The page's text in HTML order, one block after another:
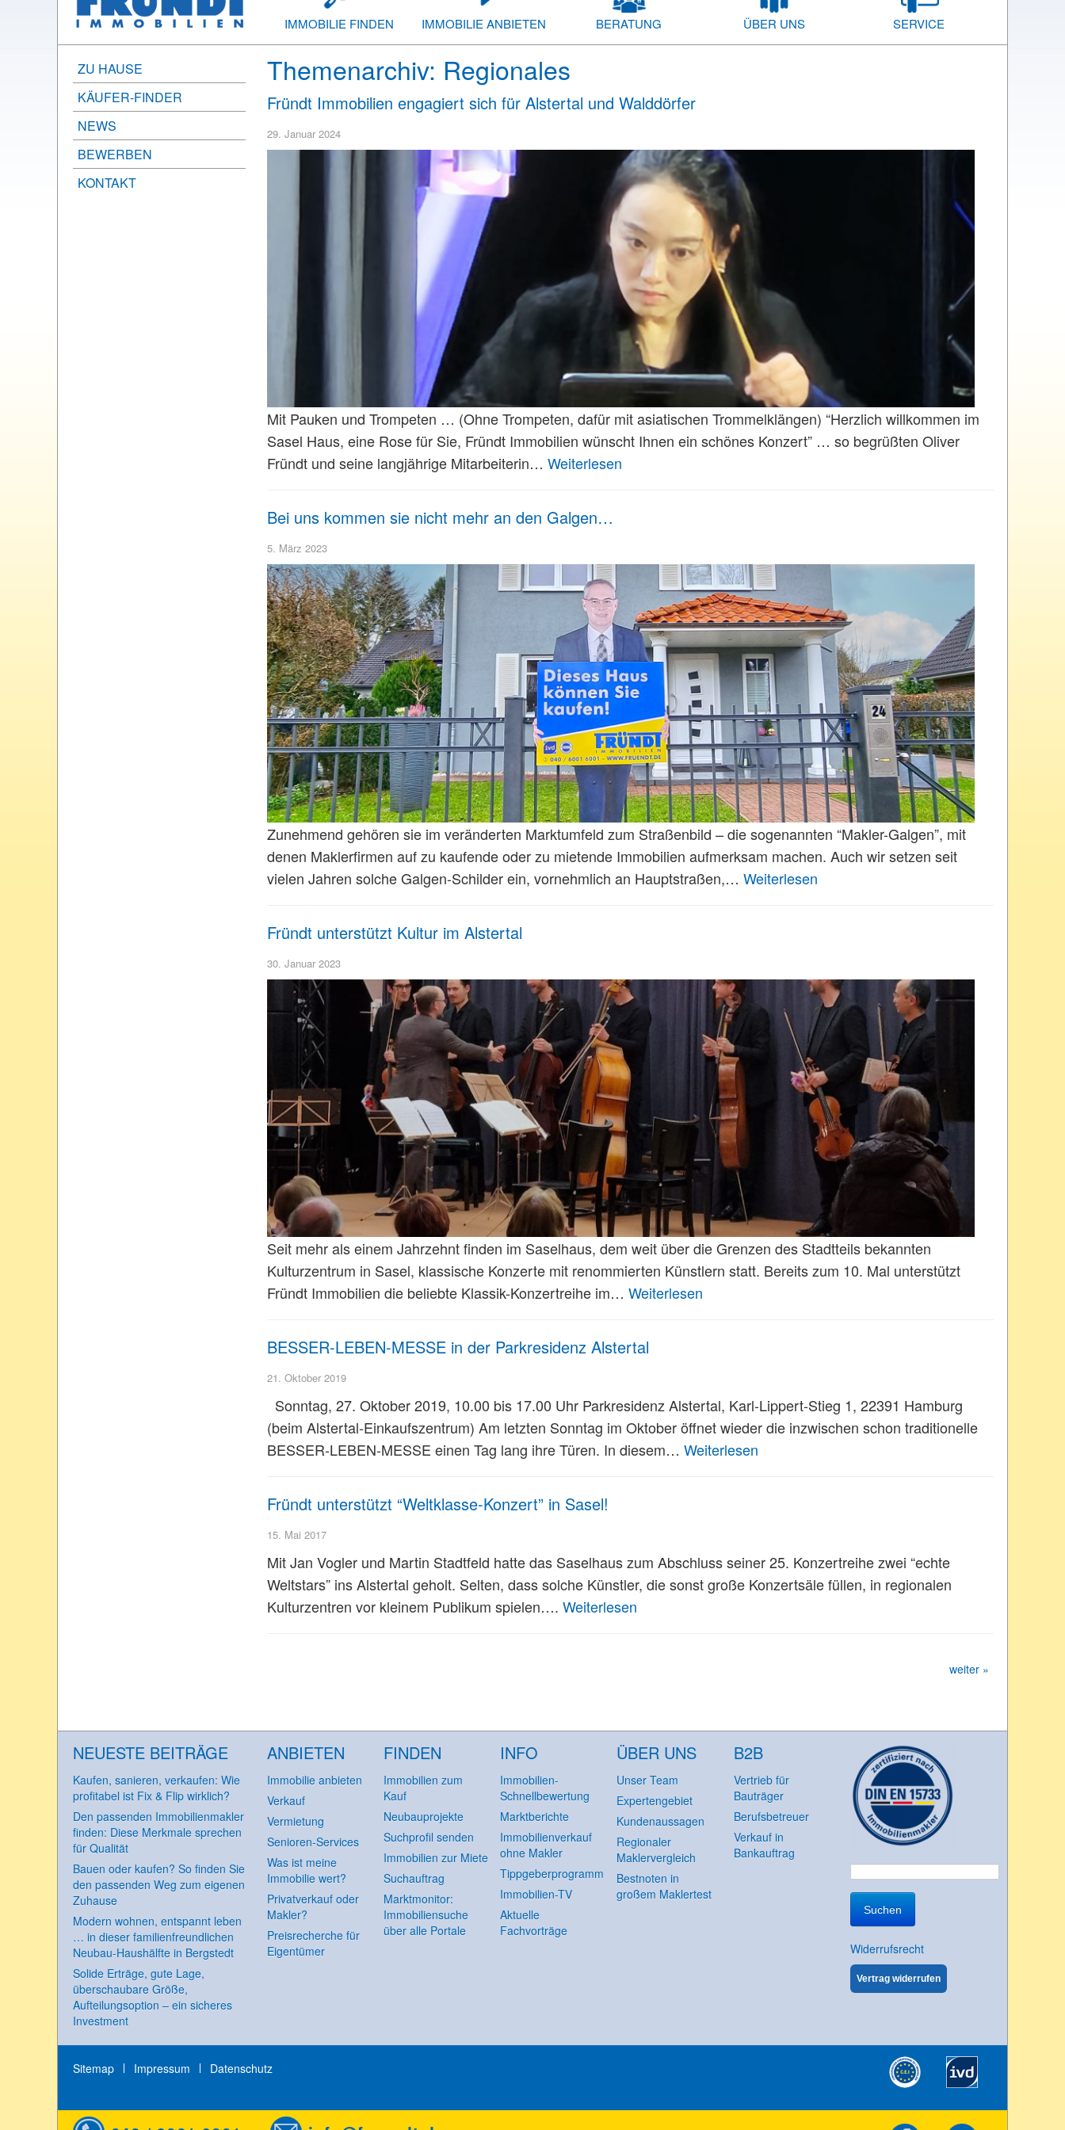
IMMOBILIE FINDEN IMMOBILIE ANBIETEN BERATUNG ÜBER UNS SERVICE
ZU HAUSE
KÄUFER-FINDER
NEWS
BEWERBEN
KONTAKT
Themenarchiv: Regionales
Fründt Immobilien engagiert sich für Alstertal und Walddörfer
29. Januar 2024
Mit Pauken und Trompeten … (Ohne Trompeten, dafür mit asiatischen Trommelklängen) “Herzlich willkommen im
Sasel Haus, eine Rose für Sie, Fründt Immobilien wünscht Ihnen ein schönes Konzert” … so begrüßten Oliver
Fründt und seine langjährige Mitarbeiterin… Weiterlesen
Bei uns kommen sie nicht mehr an den Galgen…
5. März 2023
Zunehmend gehören sie im veränderten Marktumfeld zum Straßenbild – die sogenannten “Makler-Galgen”, mit
denen Maklerfirmen auf zu kaufende oder zu mietende Immobilien aufmerksam machen. Auch wir setzen seit
vielen Jahren solche Galgen-Schilder ein, vornehmlich an Hauptstraßen,… Weiterlesen
Fründt unterstützt Kultur im Alstertal
30. Januar 2023
Seit mehr als einem Jahrzehnt finden im Saselhaus, dem weit über die Grenzen des Stadtteils bekannten
Kulturzentrum in Sasel, klassische Konzerte mit renommierten Künstlern statt. Bereits zum 10. Mal unterstützt
Fründt Immobilien die beliebte Klassik-Konzertreihe im… Weiterlesen
BESSER-LEBEN-MESSE in der Parkresidenz Alstertal
21. Oktober 2019
Sonntag, 27. Oktober 2019, 10.00 bis 17.00 Uhr Parkresidenz Alstertal, Karl-Lippert-Stieg 1, 22391 Hamburg
(beim Alstertal-Einkaufszentrum) Am letzten Sonntag im Oktober öffnet wieder die inzwischen schon traditionelle
BESSER-LEBEN-MESSE einen Tag lang ihre Türen. In diesem… Weiterlesen
Fründt unterstützt “Weltklasse-Konzert” in Sasel!
15. Mai 2017
Mit Jan Vogler und Martin Stadtfeld hatte das Saselhaus zum Abschluss seiner 25. Konzertreihe zwei “echte
Weltstars” ins Alstertal geholt. Selten, dass solche Künstler, die sonst große Konzertsäle füllen, in regionalen
Kulturzentren vor kleinem Publikum spielen…. Weiterlesen
weiter »
NEUESTE BEITRÄGE
Kaufen, sanieren, verkaufen: Wie
profitabel ist Fix & Flip wirklich?
Den passenden Immobilienmakler
finden: Diese Merkmale sprechen
für Qualität
Bauen oder kaufen? So finden Sie
den passenden Weg zum eigenen
Zuhause
Modern wohnen, entspannt leben
… in dieser familienfreundlichen
Neubau-Haushälfte in Bergstedt
Solide Erträge, gute Lage,
überschaubare Größe,
Aufteilungsoption – ein sicheres
Investment
ANBIETEN
Immobilie anbieten
Verkauf
Vermietung
Senioren-Services
Was ist meine
Immobilie wert?
Privatverkauf oder
Makler?
Preisrecherche für
Eigentümer
FINDEN
Immobilien zum
Kauf
Neubauprojekte
Suchprofil senden
Immobilien zur Miete
Suchauftrag
Marktmonitor:
Immobiliensuche
über alle Portale
INFO
Immobilien-
Schnellbewertung
Marktberichte
Immobilienverkauf
ohne Makler
Tippgeberprogramm
Immobilien-TV
Aktuelle
Fachvorträge
ÜBER UNS
Unser Team
Expertengebiet
Kundenaussagen
Regionaler
Maklervergleich
Bestnoten in
großem Maklertest
B2B
Vertrieb für
Bauträger
Berufsbetreuer
Verkauf in
Bankauftrag
Suchen
nach:
Widerrufsrecht
Vertrag widerrufen
Sitemap Impressum Datenschutz